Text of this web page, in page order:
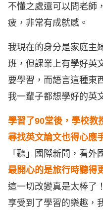
不懂之處還可以問老師
疲，非常有成就感。
我現在的身分是家庭主
班，但課業上有學好英
要學習，而語言這種東
我一輩子都想學好的英
學習了90堂後，學校教
尋找英文論文也得心應
「聽」國際新聞，看外
最開心的是旅行時聽得
這一切改變真是太棒了
享受到了學習的樂趣，